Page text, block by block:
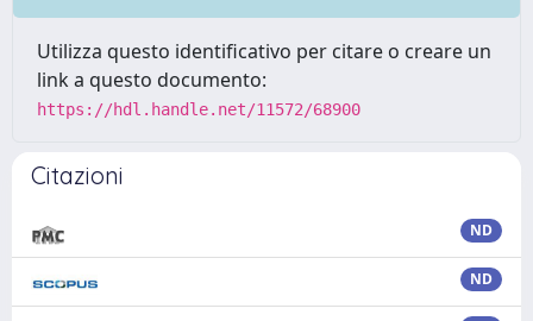
Utilizza questo identificativo per citare o creare un
link a questo documento:
https://hdl.handle.net/11572/68900
Citazioni
ND
ND